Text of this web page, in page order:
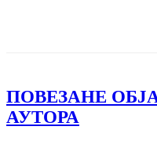
ПОВЕЗАНЕ
АУТОРА